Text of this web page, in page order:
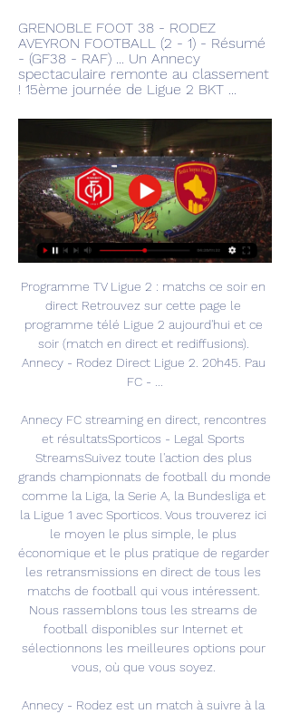
GRENOBLE FOOT 38 - RODEZ
AVEYRON FOOTBALL (2 - 1) - Résumé
- (GF38 - RAF) ... Un Annecy
spectaculaire remonte au classement
! 15ème journée de Ligue 2 BKT ...
Programme TV Ligue 2 : matchs ce soir en
direct Retrouvez sur cette page le
programme télé Ligue 2 aujourd'hui et ce
soir (match en direct et rediffusions).
Annecy - Rodez Direct Ligue 2. 20h45. Pau
FC - ...
Annecy FC streaming en direct, rencontres
et résultatsSporticos - Legal Sports
StreamsSuivez toute l'action des plus
grands championnats de football du monde
comme la Liga, la Serie A, la Bundesliga et
la Ligue 1 avec Sporticos. Vous trouverez ici
le moyen le plus simple, le plus
économique et le plus pratique de regarder
les retransmissions en direct de tous les
matchs de football qui vous intéressent.
Nous rassemblons tous les streams de
football disponibles sur Internet et
sélectionnons les meilleures options pour
vous, où que vous soyez.
Annecy - Rodez est un match à suivre à la